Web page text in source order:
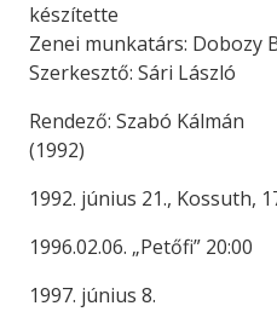
készítette
Zenei munkatárs: Dobozy
Szerkesztő: Sári László
Rendező: Szabó Kálmán
(1992)
1992. június 21., Kossuth,
1996.02.06. „Petőfi” 20:00
1997. június 8.